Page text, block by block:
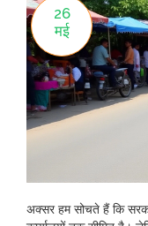
26
मई
अक्सर हम सोचते हैं कि